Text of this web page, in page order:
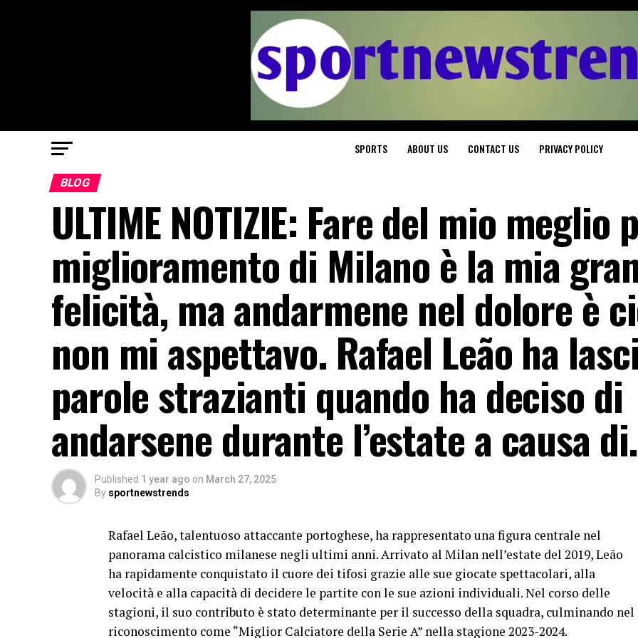
SPORTS ABOUT US CONTACT US PRIVACY POLICY
BLOG
ULTIME NOTIZIE: Fare del mio meglio
miglioramento di Milano è la mia
felicità, ma andarmene nel dolore è
non mi aspettavo. Rafael Leão ha
parole strazianti quando ha deciso di
andarsene durante l’estate a causa
Published 1 year ago on March 27, 2025
By sportnewstrends
Rafael Leão, talentuoso attaccante portoghese, ha rappresentato una figura centrale nel
panorama calcistico milanese negli ultimi anni. Arrivato al Milan nell’estate del 2019, Leão
ha rapidamente conquistato il cuore dei tifosi grazie alle sue giocate spettacolari, alla
velocità e alla capacità di decidere le partite con le sue azioni individuali. Nel corso delle
stagioni, il suo contributo è stato determinante per il successo della squadra, culminando nel
riconoscimento come “Miglior Calciatore della Serie A” nella stagione 2023-2024.